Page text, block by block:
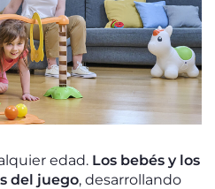
edad. Los bebés y los
del juego, desarrollando